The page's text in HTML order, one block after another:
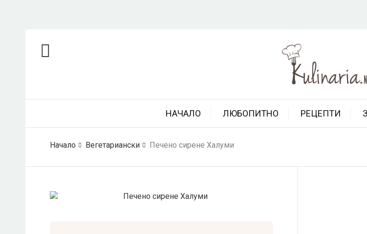
НАЧАЛО ЛЮБОПИТНО РЕЦЕПТИ
Начало Вегетариански Печено сирене Халуми